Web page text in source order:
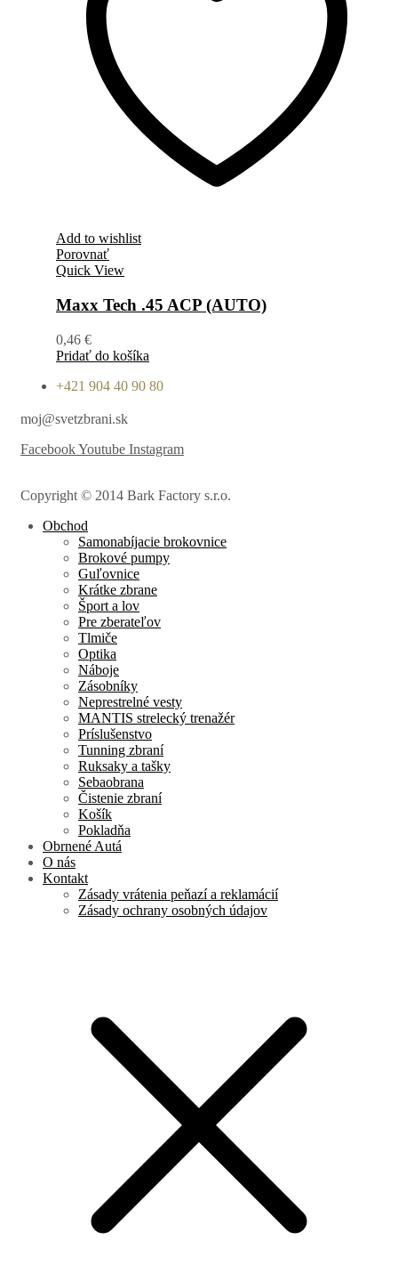
Add to wishlist
Porovnať
Quick View
Maxx Tech .45 ACP (AUTO)
0,46 €
Pridať do košíka
+421 904 40 90 80
moj@svetzbrani.sk
FacebookYoutube Instagram
Copyright © 2014 Bark Factory s.r.o.
Obchod
Samonabíjacie brokovnice
Brokové pumpy
Guľovnice
Krátke zbrane
Šport a lov
Pre zberateľov
Tlmiče
Optika
Náboje
Zásobníky
Neprestrelné vesty
MANTIS strelecký trenažér
Príslušenstvo
Tunning zbraní
Ruksaky a tašky
Sebaobrana
Čistenie zbraní
Košík
Pokladňa
Obrnené Autá
O nás
Kontakt
Zásady vrátenia peňazí a reklamácií
Zásady ochrany osobných údajov